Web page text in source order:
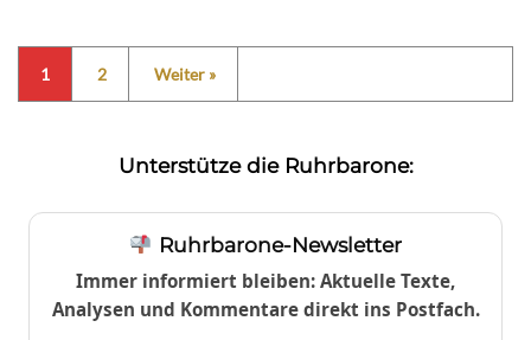
1 2 Weiter »
Unterstütze die Ruhrbarone:
Ruhrbarone-Newsletter
Immer informiert bleiben: Aktuelle Texte,
Analysen und Kommentare direkt ins Postfach.